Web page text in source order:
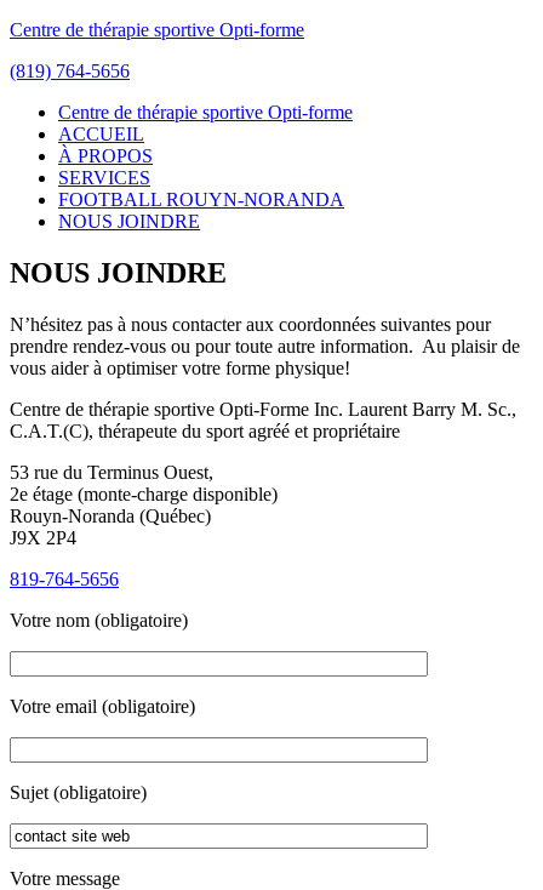
Centre de thérapie sportive Opti-forme
(819) 764-5656
Centre de thérapie sportive Opti-forme
ACCUEIL
À PROPOS
SERVICES
FOOTBALL ROUYN-NORANDA
NOUS JOINDRE
NOUS JOINDRE
N’hésitez pas à nous contacter aux coordonnées suivantes pour
prendre rendez-vous ou pour toute autre information. Au plaisir de
vous aider à optimiser votre forme physique!
Centre de thérapie sportive Opti-Forme Inc. Laurent Barry M. Sc.,
C.A.T.(C), thérapeute du sport agréé et propriétaire
53 rue du Terminus Ouest,
2e étage (monte-charge disponible)
Rouyn-Noranda (Québec)
J9X 2P4
819-764-5656
Votre nom (obligatoire)
Votre email (obligatoire)
Sujet (obligatoire)
Votre message